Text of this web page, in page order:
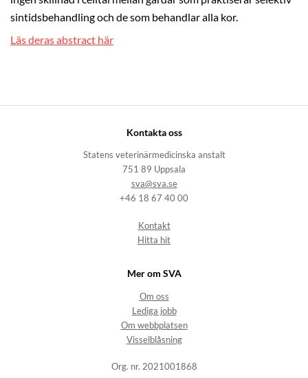
sintidsbehandling och de som behandlar alla kor.
Läs deras abstract här
Kontakta oss
Statens veterinärmedicinska anstalt
751 89 Uppsala
sva@sva.se
+46 18 67 40 00
Kontakt
Hitta hit
Mer om SVA
Om oss
Lediga jobb
Om webbplatsen
Visselblåsning
Org. nr. 2021001868